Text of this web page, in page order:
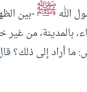
اللهﷺ-بين
بالمدينة، من
أراد إلى ذلك؟